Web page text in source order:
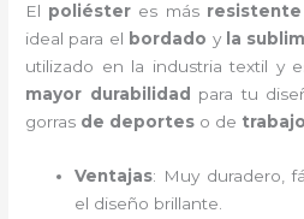
El poliéster es más resistente
ideal para el bordado y la
utilizado en la industria textil y
mayor durabilidad
para tu
gorras de deportes o de trabajo
Ventajas: Muy duradero,
el diseño brillante.